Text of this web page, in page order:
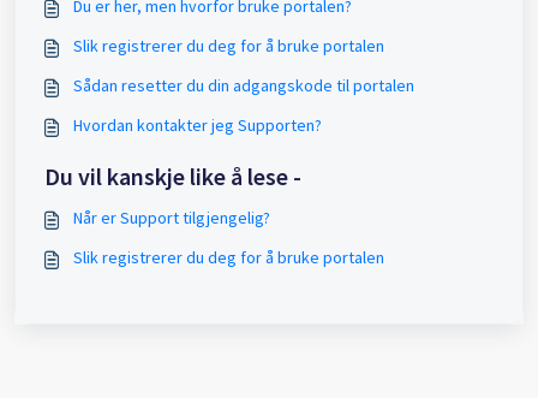
Du er her, men hvorfor bruke portalen?
Slik registrerer du deg for å bruke portalen
Sådan resetter du din adgangskode til portalen
Hvordan kontakter jeg Supporten?
Du vil kanskje like å lese -
Når er Support tilgjengelig?
Slik registrerer du deg for å bruke portalen